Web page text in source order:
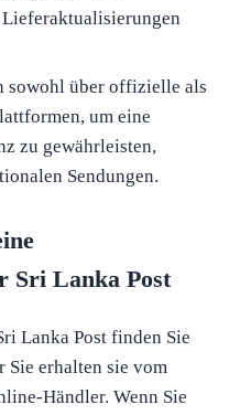
sowohl über offizielle als
um eine
zu gewährleisten,
Sendungen.
Sri Lanka Post
Lanka Post finden Sie
Sie erhalten sie vom
Händler. Wenn Sie